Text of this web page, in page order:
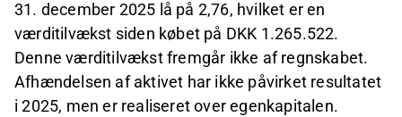
31. december 2025 lå på 2,76, hvilket er en
værditilvækst siden købet på DKK 1.265.522.
Denne værditilvækst fremgår ikke af regnskabet.
Afhændelsen af aktivet har ikke påvirket resultatet
i 2025, men er realiseret over egenkapitalen.